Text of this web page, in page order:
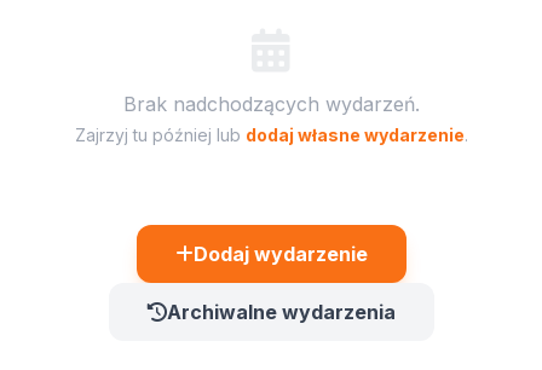
Brak nadchodzących wydarzeń.
Zajrzyj tu później lub dodaj własne wydarzenie.
Dodaj wydarzenie
Archiwalne wydarzenia